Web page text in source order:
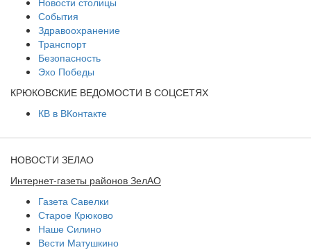
События
Здравоохранение
Транспорт
Безопасность
Эхо Победы
КРЮКОВСКИЕ ВЕДОМОСТИ В СОЦСЕТЯХ
КВ в ВКонтакте
НОВОСТИ ЗЕЛАО
Интернет-газеты районов ЗелАО
Газета Савелки
Старое Крюково
Наше Силино
Вести Матушкино